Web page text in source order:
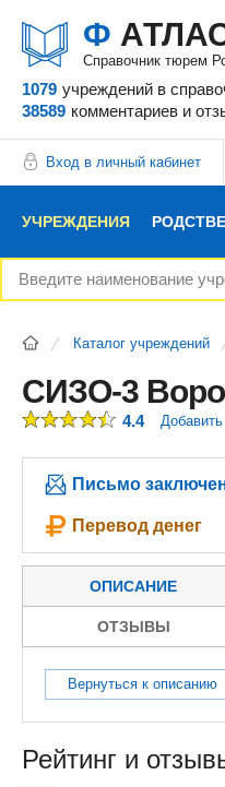
Ф
Справочник тюрем
1079 учреждений в
38589 комментариев и
Вход в личный кабинет
УЧРЕЖДЕНИЯ
НОВОСТИ БЛОГ
РЕКЛАМОДАТЕЛЯМ
Каталог учреждений
СИЗО-3
4.4
Письмо
Перевод денег
ОПИСАНИЕ
ОТЗЫВЫ
Вернуться к описанию
Рейтинг и